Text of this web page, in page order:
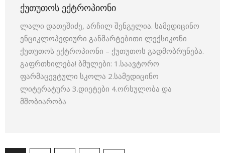
ᲥᲣᲗᲣᲗᲝᲡ ᲔᲥᲢᲠᲝᲞᲘᲝᲜᲘ
ლალი დათეშიძე, არჩილ შენგელია. სამედიცინო
ენციკლოპედიური განმარტებითი ლექსიკონი
ქუთუთოს ექტროპიონი – ქუთუთოს გადმობრუნება.
გაფრთხილება! ბმულები: 1.საავტორო
ფარმაცევტული სკოლა 2.სამედიცინო
ლიტერატურა 3.დიეტები 4.ორსულობა და
მშობიარობა